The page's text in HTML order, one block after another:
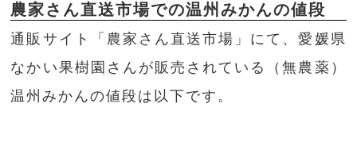
農家さん直送市場での温州みかんの値段
通販サイト「農家さん直送市場」にて、愛媛県
なかい果樹園さんが販売されている（無農薬）
温州みかんの値段は以下です。